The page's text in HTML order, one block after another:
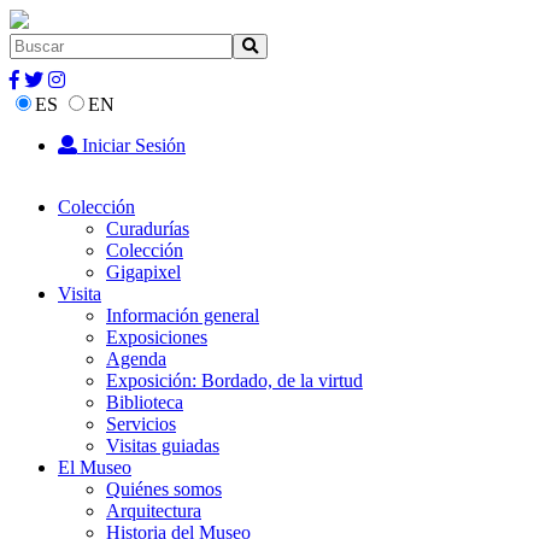
ES
EN
Iniciar Sesión
Colección
Curadurías
Colección
Gigapixel
Visita
Información general
Exposiciones
Agenda
Exposición: Bordado, de la virtud
Biblioteca
Servicios
Visitas guiadas
El Museo
Quiénes somos
Arquitectura
Historia del Museo